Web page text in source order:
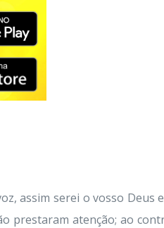
assim serei o vosso Deus
prestaram atenção; ao